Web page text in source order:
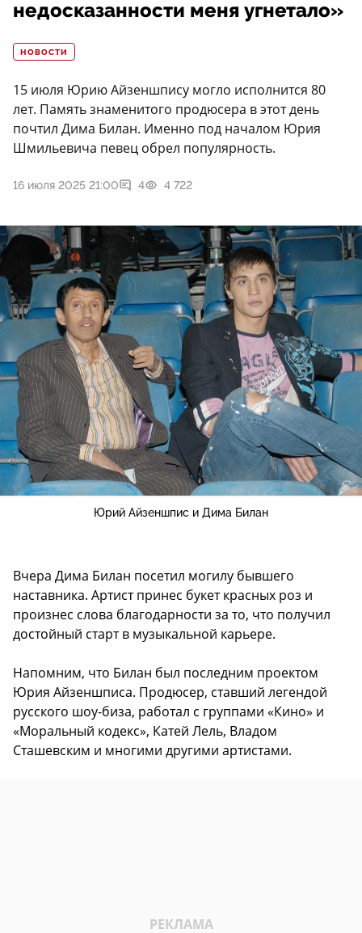
недосказанности меня угнетало»
НОВОСТИ
15 июля Юрию Айзеншпису могло исполнится 80
лет. Память знаменитого продюсера в этот день
почтил Дима Билан. Именно под началом Юрия
Шмильевича певец обрел популярность.
16 июля 2025 21:00 4 4 722
Юрий Айзеншпис и Дима Билан
Вчера Дима Билан посетил могилу бывшего
наставника. Артист принес букет красных роз и
произнес слова благодарности за то, что получил
достойный старт в музыкальной карьере.
Напомним, что Билан был последним проектом
Юрия Айзеншписа. Продюсер, ставший легендой
русского шоу-биза, работал с группами «Кино» и
«Моральный кодекс», Катей Лель, Владом
Сташевским и многими другими артистами.